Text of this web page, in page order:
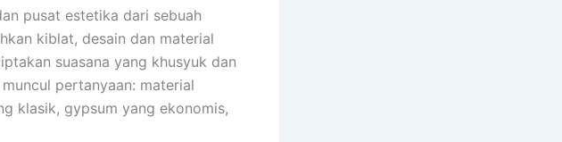
pusat estetika dari sebuah
kiblat, desain dan material
suasana yang khusyuk dan
pertanyaan: material
klasik, gypsum yang ekonomis,